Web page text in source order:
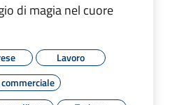
di magia nel cuore
Lavoro